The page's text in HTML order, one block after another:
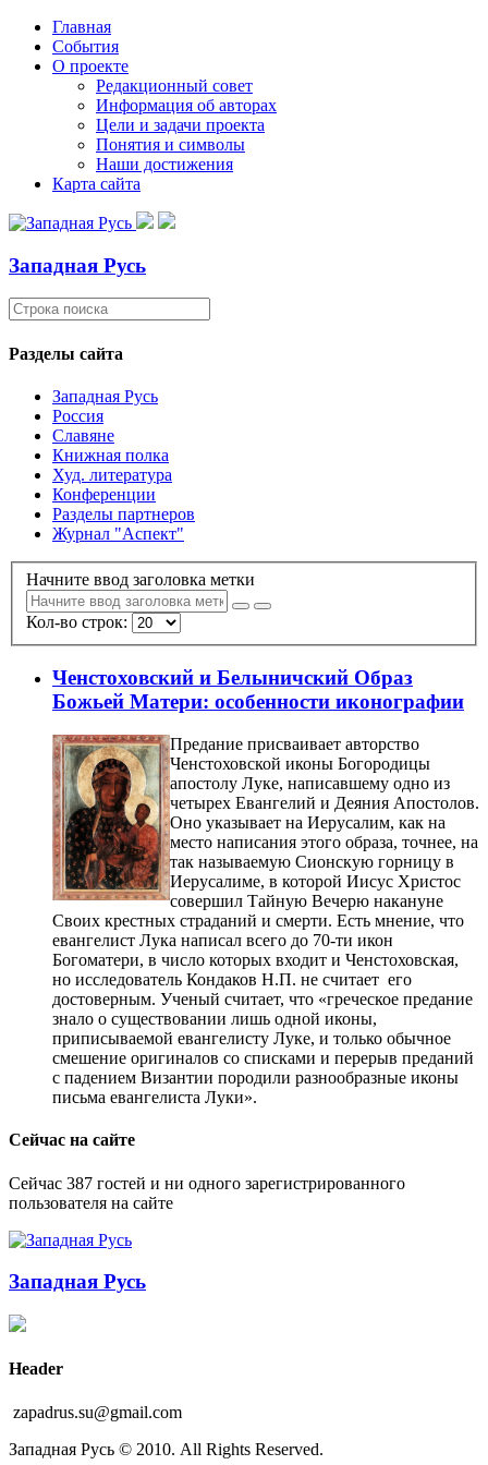
Главная
События
О проекте
Редакционный совет
Информация об авторах
Цели и задачи проекта
Понятия и символы
Наши достижения
Карта сайта
Западная Русь
Разделы сайта
Западная Русь
Россия
Славяне
Книжная полка
Худ. литература
Конференции
Разделы партнеров
Журнал "Аспект"
Начните ввод заголовка метки
Кол-во строк:
Ченстоховский и Белыничский Образ
Божьей Матери: особенности иконографии
Предание присваивает авторство
Ченстоховской иконы Богородицы
апостолу Луке, написавшему одно из
четырех Евангелий и Деяния Апостолов.
Оно указывает на Иерусалим, как на
место написания этого образа, точнее, на
так называемую Сионскую горницу в
Иерусалиме, в которой Иисус Христос
совершил Тайную Вечерю накануне
Своих крестных страданий и смерти. Есть мнение, что
евангелист Лука написал всего до 70-ти икон
Богоматери, в число которых входит и Ченстоховская,
но исследователь Кондаков Н.П. не считает его
достоверным. Ученый считает, что «греческое предание
знало о существовании лишь одной иконы,
приписываемой евангелисту Луке, и только обычное
смешение оригиналов со списками и перерыв преданий
с падением Византии породили разнообразные иконы
письма евангелиста Луки».
Сейчас на сайте
Сейчас 387 гостей и ни одного зарегистрированного
пользователя на сайте
Западная Русь
Header
zapadrus.su@gmail.com
Западная Русь © 2010. All Rights Reserved.